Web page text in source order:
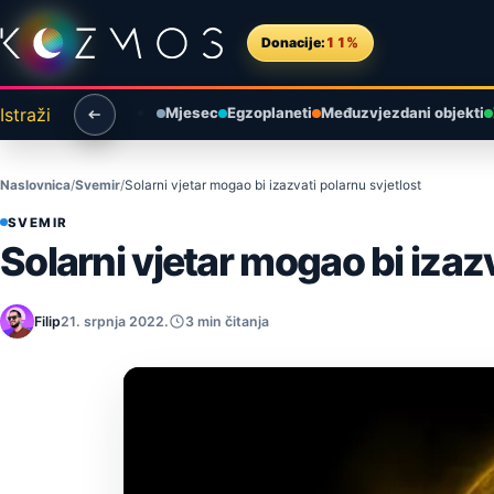
Preskoči na sadržaj
Donacije: 11%
Istraži Mjesec Egzoplaneti Međuzvjezdani objekti
Naslovnica Svemir Solarni vjetar mogao bi izazvati polarnu svjetlost
SVEMIR
Solarni vjetar mogao bi
Filip21. srpnja 2022. 3 min čitanja